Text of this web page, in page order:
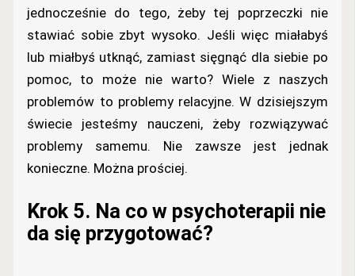
jednocześnie do tego, żeby tej poprzeczki nie
stawiać sobie zbyt wysoko. Jeśli więc miałabyś
lub miałbyś utknąć, zamiast sięgnąć dla siebie po
pomoc, to może nie warto? Wiele z naszych
problemów to problemy relacyjne. W dzisiejszym
świecie jesteśmy nauczeni, żeby rozwiązywać
problemy samemu. Nie zawsze jest jednak
konieczne. Można prościej.
Krok 5. Na co w psychoterapii nie
da się przygotować?